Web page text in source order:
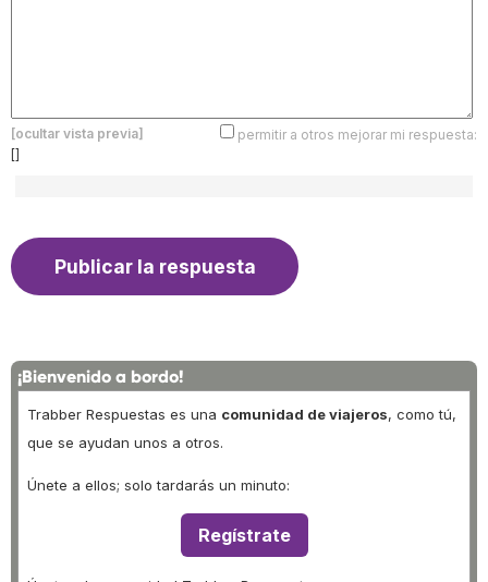
[ocultar vista previa]
permitir a otros mejorar mi respuesta:
[]
¡Bienvenido a bordo!
Trabber Respuestas es una comunidad de viajeros, como tú,
que se ayudan unos a otros.
Únete a ellos; solo tardarás un minuto:
Regístrate